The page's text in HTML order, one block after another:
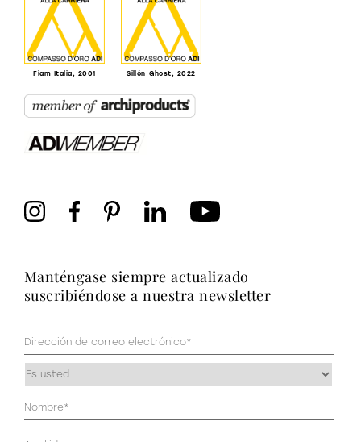
Fiam Italia, 2001 Sillón Ghost, 2022
manténgase siempre actualizado
suscribiéndose a nuestra newsletter
Correo
electrónico
(Obligatorio)
Ocupación
Datos
personales